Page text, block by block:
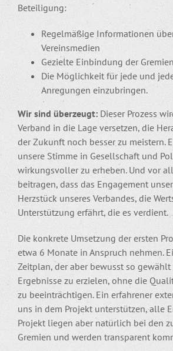
Beteiligung:
Regelmäßige Informationen
Vereinsmedien
Gezielte Einbindung der
Die Möglichkeit für jede und
Anregungen einzubringen.
Wir sind überzeugt: Dieser Prozess
Verband in die Lage versetzen, die
der Zukunft noch besser zu meistern.
unsere Stimme in Gesellschaft und
wirkungsvoller zu erheben. Und vor
beitragen, dass das Engagement
Herzstück unseres Verbandes, die
Unterstützung erfährt, die es verdient.
Die konkrete Umsetzung der ersten
etwa 6 Monate in Anspruch nehmen.
Zeitplan, der aber bewusst so
Ergebnisse zu erzielen, ohne die
zu beeinträchtigen. Ein erfahrener
uns in dem Projekt unterstützen, alle
Projekt liegen aber natürlich bei den
Gremien und werden transparent